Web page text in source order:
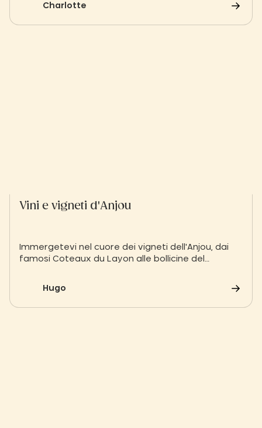
Charlotte
Vini e vigneti d'Anjou
Immergetevi nel cuore dei vigneti dell'Anjou, dai
famosi Coteaux du Layon alle bollicine del
durante il vostro soggiorno nella natura allo Slow
Village.
Hugo